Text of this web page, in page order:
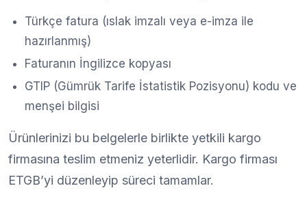
Türkçe fatura (ıslak imzalı veya e-imza ile
hazırlanmış)
Faturanın İngilizce kopyası
GTIP (Gümrük Tarife İstatistik Pozisyonu) kodu ve
menşei bilgisi
Ürünlerinizi bu belgelerle birlikte yetkili kargo
firmasına teslim etmeniz yeterlidir. Kargo firması
ETGB’yi düzenleyip süreci tamamlar.